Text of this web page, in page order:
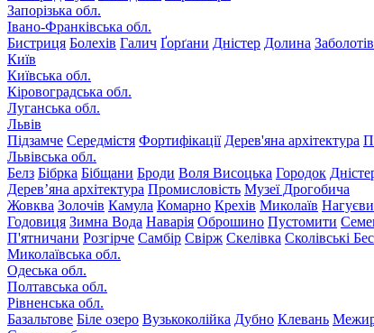
Запорізька обл.
Івано-Франківська обл.
Бистриця Болехів Галич Ґорґани Дністер Долина Заболотів
Київ
Київська обл.
Кіровоградська обл.
Луганська обл.
Львів
Підзамче Середмістя Фортифікації Дерев'яна архітектура
Львівська обл.
Белз Бібрка Бібщани Броди Воля Висоцька Городок
Дерев’яна архітектура Промисловість Музеї Дрогобича
Жовква Золочів Камула Комарно Крехів Миколаїв
Годовиця Зимна Вода Наварія Оброшино Пустомити
П'ятничани Розгірче Самбір Свірж Скелівка Сколівські
Миколаївська обл.
Одеська обл.
Полтавська обл.
Рівненська обл.
Базальтове Біле озеро Вузькоколійка Дубно Клевань